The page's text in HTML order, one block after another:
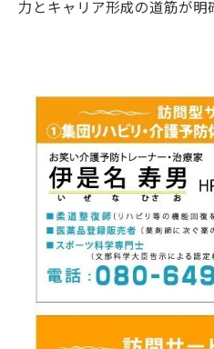
力とキャリア形成の道筋が明